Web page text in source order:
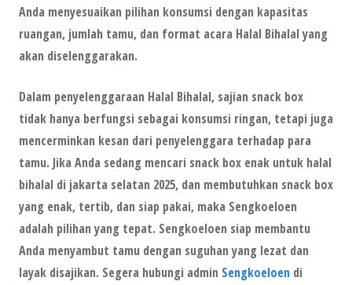
Anda menyesuaikan pilihan konsumsi dengan kapasitas
ruangan, jumlah tamu, dan format acara Halal Bihalal yang
akan diselenggarakan.
Dalam penyelenggaraan Halal Bihalal, sajian snack box
tidak hanya berfungsi sebagai konsumsi ringan, tetapi juga
mencerminkan kesan dari penyelenggara terhadap para
tamu. Jika Anda sedang mencari snack box enak untuk halal
bihalal di jakarta selatan 2025, dan membutuhkan snack box
yang enak, tertib, dan siap pakai, maka Sengkoeloen
adalah pilihan yang tepat. Sengkoeloen siap membantu
Anda menyambut tamu dengan suguhan yang lezat dan
layak disajikan. Segera hubungi admin Sengkoeloen di